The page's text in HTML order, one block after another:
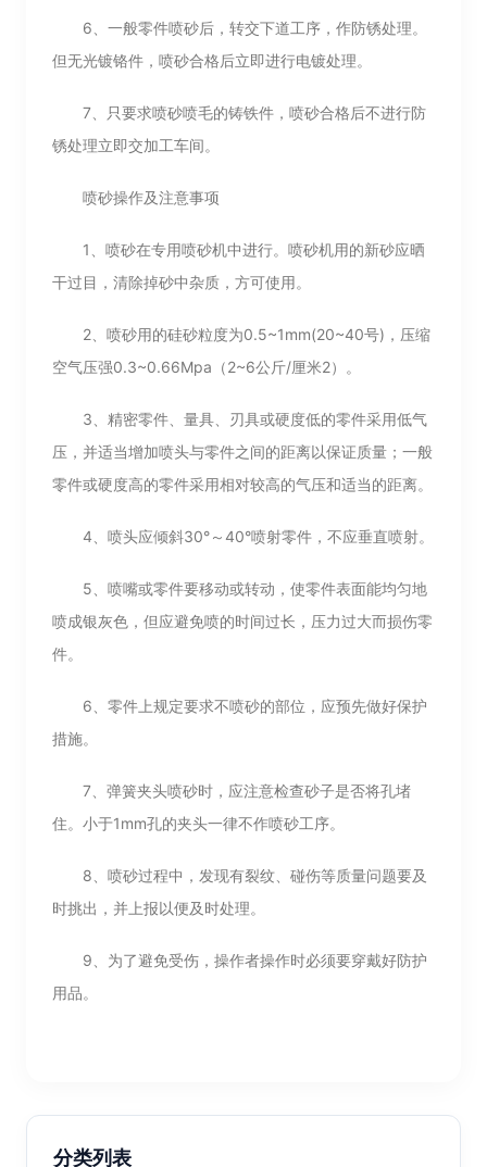
6、一般零件喷砂后，转交下道工序，作防锈处理。
但无光镀铬件，喷砂合格后立即进行电镀处理。
7、只要求喷砂喷毛的铸铁件，喷砂合格后不进行防
锈处理立即交加工车间。
喷砂操作及注意事项
1、喷砂在专用喷砂机中进行。喷砂机用的新砂应晒
干过目，清除掉砂中杂质，方可使用。
2、喷砂用的硅砂粒度为0.5~1mm(20~40号)，压缩
空气压强0.3~0.66Mpa（2~6公斤/厘米2）。
3、精密零件、量具、刃具或硬度低的零件采用低气
压，并适当增加喷头与零件之间的距离以保证质量；一般
零件或硬度高的零件采用相对较高的气压和适当的距离。
4、喷头应倾斜30°～40°喷射零件，不应垂直喷射。
5、喷嘴或零件要移动或转动，使零件表面能均匀地
喷成银灰色，但应避免喷的时间过长，压力过大而损伤零
件。
6、零件上规定要求不喷砂的部位，应预先做好保护
措施。
7、弹簧夹头喷砂时，应注意检查砂子是否将孔堵
住。小于1mm孔的夹头一律不作喷砂工序。
8、喷砂过程中，发现有裂纹、碰伤等质量问题要及
时挑出，并上报以便及时处理。
9、为了避免受伤，操作者操作时必须要穿戴好防护
用品。
分类列表